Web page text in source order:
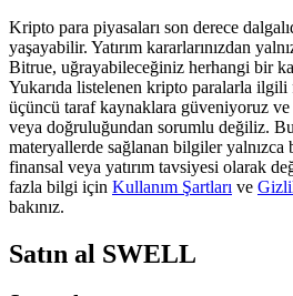
Krediler
Kripto destekli borçlanma hizmeti
Kripto para piyasaları son derece
yaşayabilir. Yatırım kararlarınızdan
Bitrue, uğrayabileceğiniz herhangi bir
Yukarıda listelenen kripto paralarla
üçüncü taraf kaynaklara güveniyoruz
veya doğruluğundan sorumlu değiliz.
materyallerde sağlanan bilgiler yalnızca
finansal veya yatırım tavsiyesi olarak
fazla bilgi için Kullanım Şartları ve
bakınız.
Satın al SWELL